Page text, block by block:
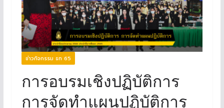
ข่าวกิจกรรม ธท 65
การอบรมเชิงปฏิบัติการ
การจัดทำแผนปฏิบัติการ